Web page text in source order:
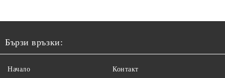
Бързи връзки:
Начало Контакт